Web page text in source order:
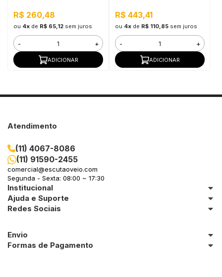
R$ 260,48
ou 4xde R$ 65,12 sem juros
- +
ADICIONAR
R$ 443,41
ou 4xde R$ 110,85 sem juros
- +
ADICIONAR
Atendimento
(11) 4067-8086
(11) 91590-2455
comercial@escutaoveio.com
Segunda - Sexta: 08:00 ~ 17:30
Institucional
Ajuda e Suporte
Redes Sociais
Envio
Formas de Pagamento